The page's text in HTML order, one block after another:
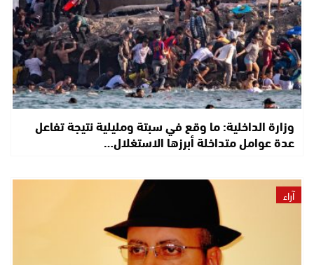
وزارة الداخلية: ما وقع في سبتة ومليلية نتيجة تفاعل
عدة عوامل متداخلة أبرزها الاستغلال…
آراء